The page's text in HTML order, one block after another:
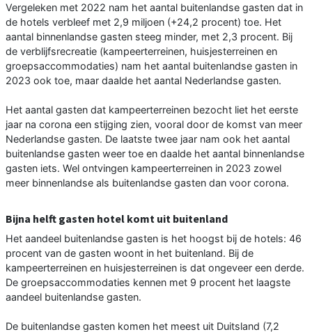
Vergeleken met 2022 nam het aantal buitenlandse gasten dat in
de hotels verbleef met 2,9 miljoen (+24,2 procent) toe. Het
aantal binnenlandse gasten steeg minder, met 2,3 procent. Bij
de verblijfsrecreatie (kampeerterreinen, huisjesterreinen en
groepsaccommodaties) nam het aantal buitenlandse gasten in
2023 ook toe, maar daalde het aantal Nederlandse gasten.
Het aantal gasten dat kampeerterreinen bezocht liet het eerste
jaar na corona een stijging zien, vooral door de komst van meer
Nederlandse gasten. De laatste twee jaar nam ook het aantal
buitenlandse gasten weer toe en daalde het aantal binnenlandse
gasten iets. Wel ontvingen kampeerterreinen in 2023 zowel
meer binnenlandse als buitenlandse gasten dan voor corona.
Bijna helft gasten hotel komt uit buitenland
Het aandeel buitenlandse gasten is het hoogst bij de hotels: 46
procent van de gasten woont in het buitenland. Bij de
kampeerterreinen en huisjesterreinen is dat ongeveer een derde.
De groepsaccommodaties kennen met 9 procent het laagste
aandeel buitenlandse gasten.
De buitenlandse gasten komen het meest uit Duitsland (7,2